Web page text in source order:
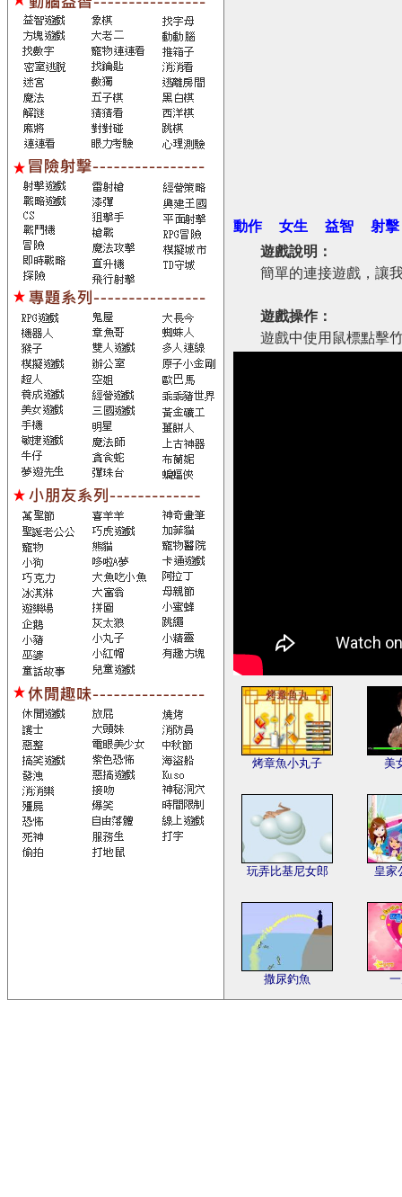
動作 女生 益智
射擊
遊戲說明：
簡單的連接遊戲，讓
遊戲操作：
遊戲中使用鼠標點擊
烤章魚小丸子 美
玩弄比基尼女郎 皇家
撒尿釣魚